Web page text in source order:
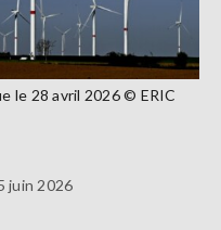
le 28 avril 2026 © ERIC
juin 2026